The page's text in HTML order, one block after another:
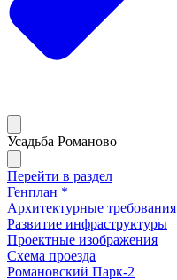
Усадьба Романово
Перейти в раздел
Генплан *
Архитектурные требования
Развитие инфраструктуры
Проектные изображения
Схема проезда
Романовский Парк-2